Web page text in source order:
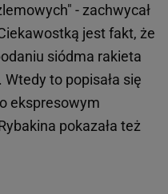
- zachwycał
jest fakt, że
siódma rakieta
to popisała się
ekspresowym
pokazała też